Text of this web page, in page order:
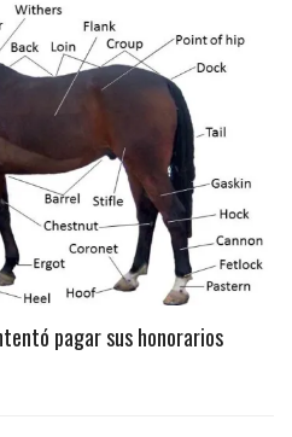
pagar sus honorarios